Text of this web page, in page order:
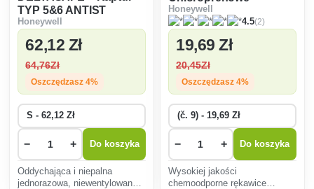
TYP 5&6 ANTIST
ognioodporny
kombinezon
całopostaciowy
Honeywell
62,12 Zł
64,76Zł
Oszczędzasz 4%
− + Do koszyka
Oddychająca i niepalna
jednorazowa, niewentylowana
chemiczne rękawice
robocze
Honeywell
4.5(2)
19,69 Zł
20,45Zł
Oszczędzasz 4%
− + Do koszyka
Wysokiej jakości
chemoodporne rękawice